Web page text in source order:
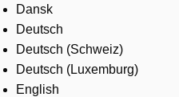
Services
About us
Where to buy
Contact us
Careers
Dansk
Deutsch
Deutsch (Schweiz)
Deutsch (Luxemburg)
English